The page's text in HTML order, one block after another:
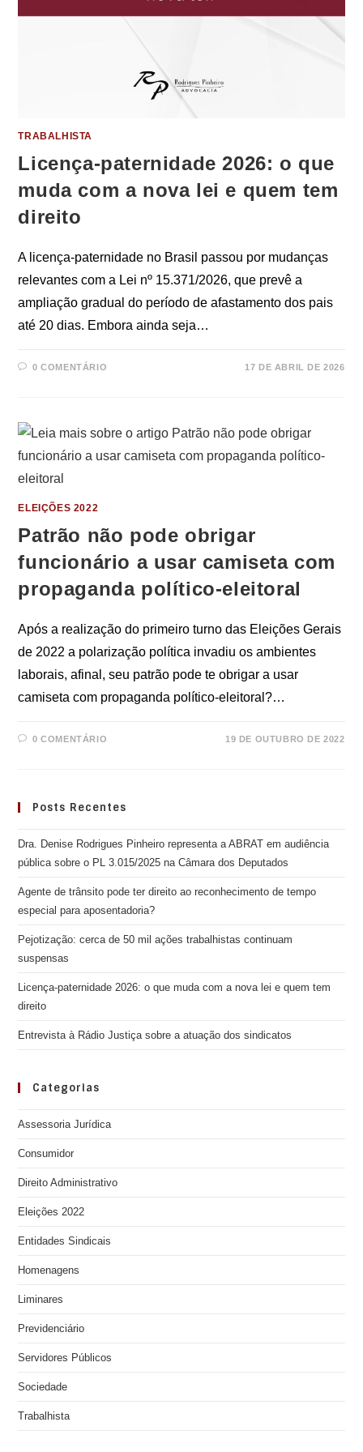
TRABALHISTA
Licença-paternidade 2026: o que
muda com a nova lei e quem tem
direito
A licença-paternidade no Brasil passou por mudanças
relevantes com a Lei nº 15.371/2026, que prevê a
ampliação gradual do período de afastamento dos pais
até 20 dias. Embora ainda seja…
0 COMENTÁRIO 17 DE ABRIL DE 2026
ELEIÇÕES 2022
Patrão não pode obrigar
funcionário a usar camiseta com
propaganda político-eleitoral
Após a realização do primeiro turno das Eleições Gerais
de 2022 a polarização política invadiu os ambientes
laborais, afinal, seu patrão pode te obrigar a usar
camiseta com propaganda político-eleitoral?…
0 COMENTÁRIO 19 DE OUTUBRO DE 2022
Posts Recentes
Dra. Denise Rodrigues Pinheiro representa a ABRAT em audiência
pública sobre o PL 3.015/2025 na Câmara dos Deputados
Agente de trânsito pode ter direito ao reconhecimento de tempo
especial para aposentadoria?
Pejotização: cerca de 50 mil ações trabalhistas continuam
suspensas
Licença-paternidade 2026: o que muda com a nova lei e quem tem
direito
Entrevista à Rádio Justiça sobre a atuação dos sindicatos
Categorias
Assessoria Jurídica
Consumidor
Direito Administrativo
Eleições 2022
Entidades Sindicais
Homenagens
Liminares
Previdenciário
Servidores Públicos
Sociedade
Trabalhista